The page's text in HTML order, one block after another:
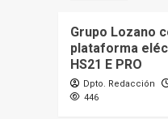
Grupo Lozano
plataforma
HS21 E PRO
Dpto. Redacción
446